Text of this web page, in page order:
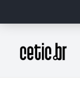
Página inicial